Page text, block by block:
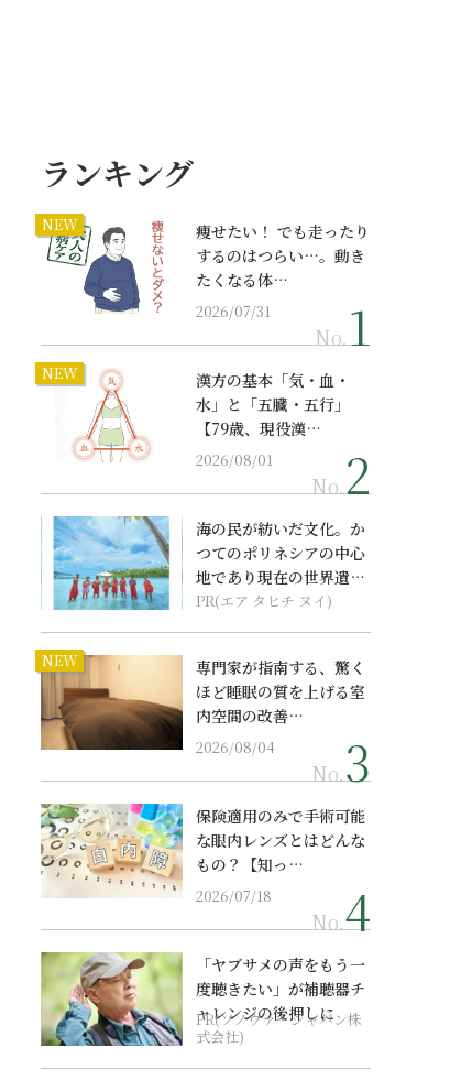
ランキング
NEW
痩せたい！ でも走ったり
するのはつらい…。動き
たくなる体…
2026/07/31
No.
NEW
漢方の基本「気・血・
水」と「五臓・五行」
【79歳、現役漢…
2026/08/01
No.
海の民が紡いだ文化。か
つてのポリネシアの中心
地であり現在の世界遺産
からみえてくる...
PR(エア タヒチ ヌイ)
NEW
専門家が指南する、驚く
ほど睡眠の質を上げる室
内空間の改善…
2026/08/04
No.
保険適用のみで手術可能
な眼内レンズとはどんな
もの？【知っ…
2026/07/18
No.
「ヤブサメの声をもう一
度聴きたい」が補聴器チ
ャレンジの後押しに
PR(ソノヴァ・ジャパン株
式会社)